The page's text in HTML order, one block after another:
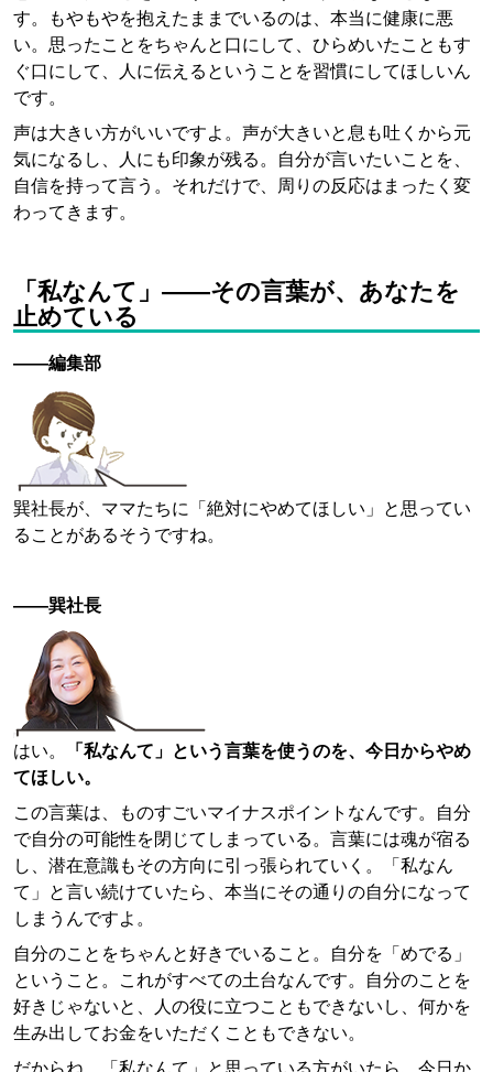
す。もやもやを抱えたままでいるのは、本当に健康に悪
い。思ったことをちゃんと口にして、ひらめいたこともす
ぐ口にして、人に伝えるということを習慣にしてほしいん
です。
声は大きい方がいいですよ。声が大きいと息も吐くから元
気になるし、人にも印象が残る。自分が言いたいことを、
自信を持って言う。それだけで、周りの反応はまったく変
わってきます。
「私なんて」——その言葉が、あなたを
止めている
——編集部
巽社長が、ママたちに「絶対にやめてほしい」と思ってい
ることがあるそうですね。
——巽社長
はい。
「私なんて」という言葉を使うのを、今日からやめ
てほしい。
この言葉は、ものすごいマイナスポイントなんです。自分
で自分の可能性を閉じてしまっている。言葉には魂が宿る
し、潜在意識もその方向に引っ張られていく。「私なん
て」と言い続けていたら、本当にその通りの自分になって
しまうんですよ。
自分のことをちゃんと好きでいること。自分を「めでる」
ということ。これがすべての土台なんです。自分のことを
好きじゃないと、人の役に立つこともできないし、何かを
生み出してお金をいただくこともできない。